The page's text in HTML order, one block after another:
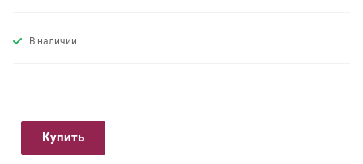
В наличии
Купить